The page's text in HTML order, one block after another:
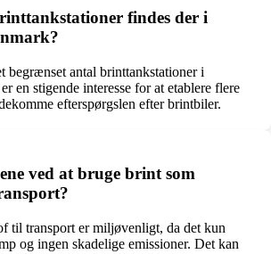
findes der i
begrænset antal brinttankstationer i
en stigende interesse for at etablere flere
efterspørgslen efter brintbiler.
ved at bruge brint som
til transport er miljøvenligt, da det kun
og ingen skadelige emissioner. Det kan